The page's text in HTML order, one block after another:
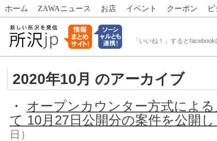
ホーム ZAWAニュース お店 イベント クーポン
「いいね！」すると
2020年10月 のアーカイブ
・ オープンカウンター方式によ
て 10月27日公開分の案件を公開
日）